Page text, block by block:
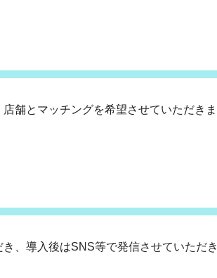
舗とマッチングを希望させていただきま
、導入後はSNS等で発信させていただき